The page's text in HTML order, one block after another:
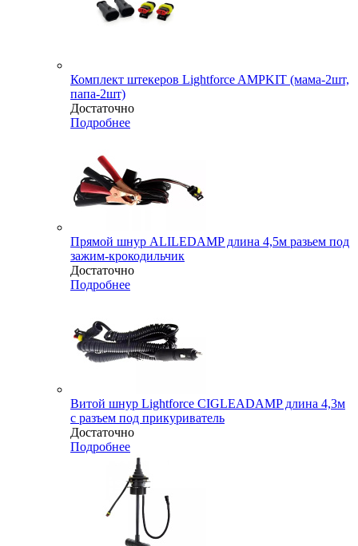
Комплект штекеров Lightforce AMPKIT (мама-2шт,
папа-2шт)
Достаточно
Подробнее
Прямой шнур ALILEDAMP длина 4,5м разьем под
зажим-крокодильчик
Достаточно
Подробнее
Витой шнур Lightforce CIGLEADAMP длина 4,3м
с разъем под прикуриватель
Достаточно
Подробнее